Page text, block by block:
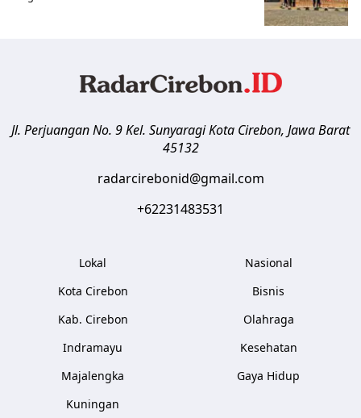
Jl. Perjuangan No. 9 Kel. SunyaragiKota Cirebon, Jawa Barat
45132
radarcirebonid@gmail.com
+62231483531
Lokal
Kota Cirebon
Kab. Cirebon
Indramayu
Majalengka
Kuningan
Nasional
Bisnis
Olahraga
Kesehatan
Gaya Hidup